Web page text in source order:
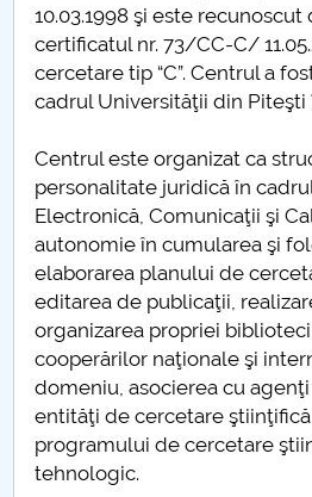
Chestionar angajabilitate
CAR2026
MENIU CANTINA
CCMSPS
Electromet
10.03.1998 şi este recunoscut
certificatul nr. 73/CC-C/
cercetare tip “C”. Centrul a
cadrul Universităţii din Piteşti
Centrul este organizat ca
personalitate juridică în
Electronică, Comunicaţii şi
autonomie în cumularea şi
elaborarea planului de
editarea de publicaţii,
organizarea propriei
cooperărilor naţionale şi
domeniu, asocierea cu
entităţi de cercetare
programului de cercetare
tehnologic.